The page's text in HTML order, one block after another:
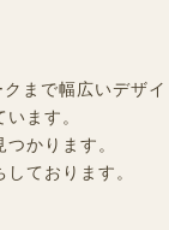
まで幅広いデザイ
ます。
かります。
ております。